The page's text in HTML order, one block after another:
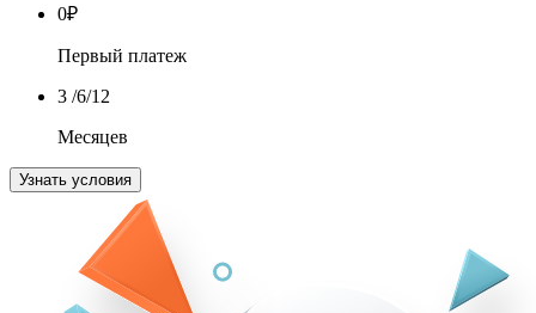
0₽
Первый платеж
3 /6/12
Месяцев
Узнать условия